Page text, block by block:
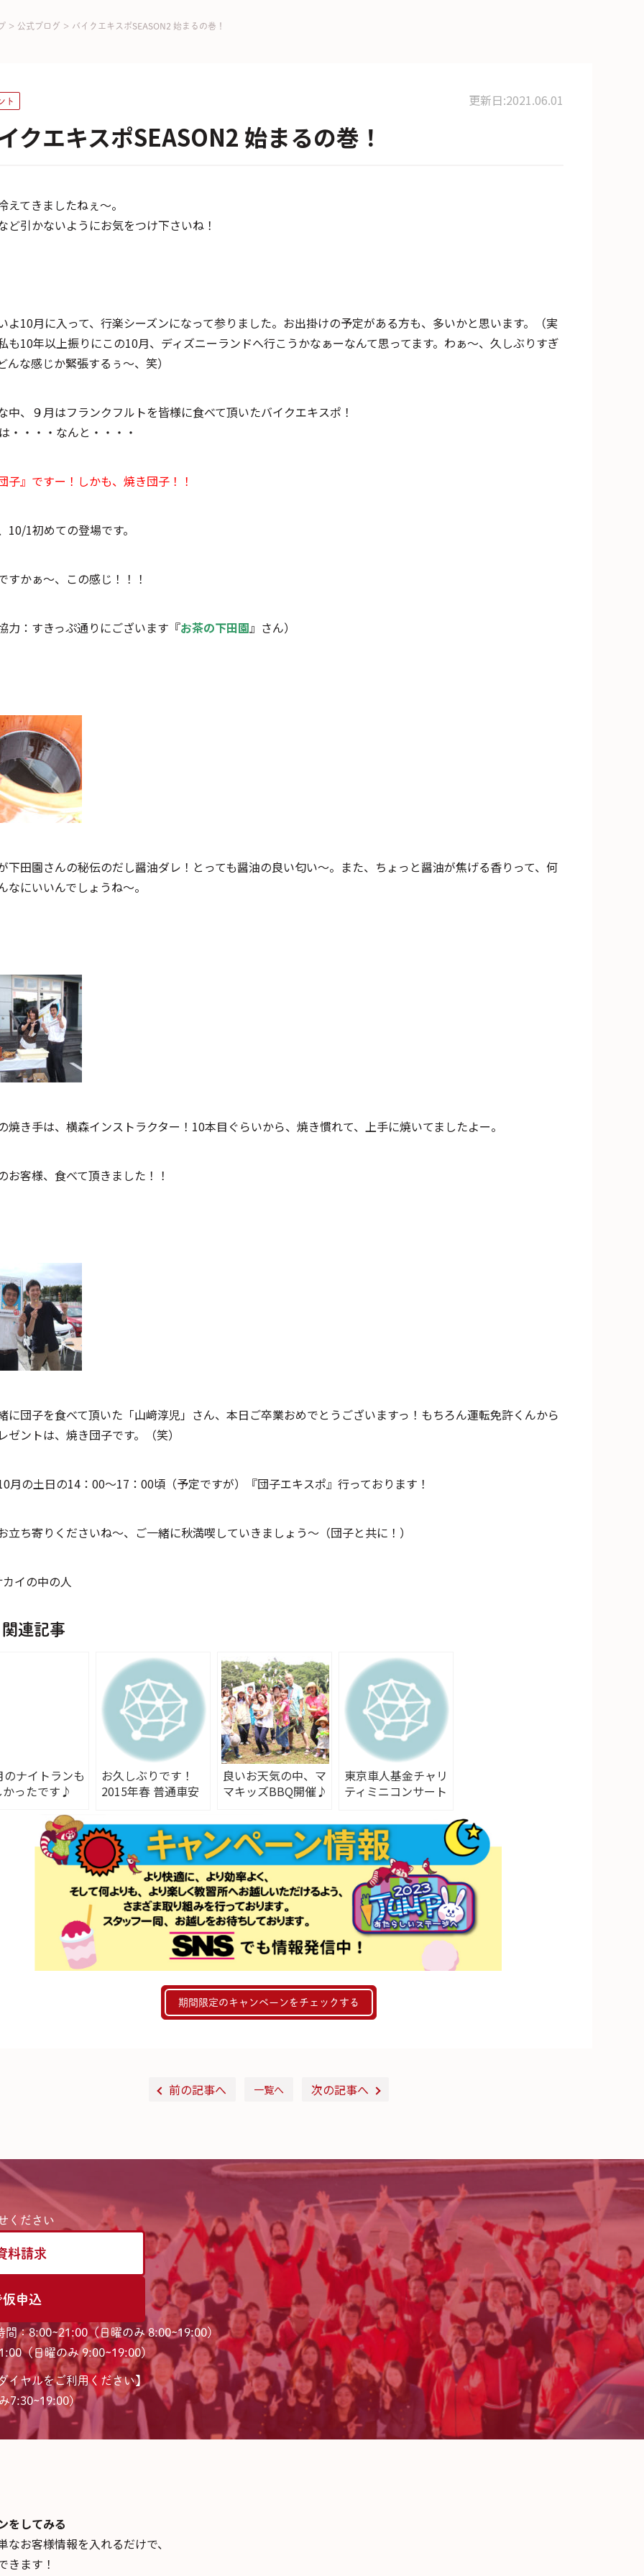
> 公式ブログ > バイクエキスポSEASON2 始まるの巻！
ト 更新日:2021.06.01
クエキスポSEASON2 始まるの巻！
えてきましたねぇ～。
ど引かないようにお気をつけ下さいね！
よ10月に入って、行楽シーズンになって参りました。お出掛けの予定がある方も、多いかと思います。（実
も10年以上振りにこの10月、ディズニーランドへ行こうかなぁーなんて思ってます。わぁ～、久しぶりすぎ
んな感じか緊張するぅ～、笑）
中、９月はフランクフルトを皆様に食べて頂いたバイクエキスポ！
・・・・なんと・・・・
子』ですー！しかも、焼き団子！！
10/1初めての登場です。
すかぁ～、この感じ！！！
力：すきっぷ通りにございます『お茶の下田園』さん）
下田園さんの秘伝のだし醤油ダレ！とっても醤油の良い匂い～。また、ちょっと醤油が焦げる香りって、何
なにいいんでしょうね～。
焼き手は、横森インストラクター！10本目ぐらいから、焼き慣れて、上手に焼いてましたよー。
お客様、食べて頂きました！！
に団子を食べて頂いた「山﨑淳児」さん、本日ご卒業おめでとうございますっ！もちろん運転免許くんから
ゼントは、焼き団子です。（笑）
月の土日の14：00～17：00頃（予定ですが）『団子エキスポ』行っております！
立ち寄りくださいね～、ご一緒に秋満喫していきましょう～（団子と共に！）
カイの中の人
連記事
のナイトランも
かったです♪
お久しぶりです！
2015年春 普通車安
良いお天気の中、マ
マキッズBBQ開催♪
東京車人基金チャリ
ティミニコンサート
期間限定のキャンペーンをチェックする
前の記事へ 一覧へ 次の記事へ
ください
料請求
仮申込
間：8:00~21:00（日曜のみ 8:00~19:00）
（日曜のみ 9:00~19:00）
イヤルをご利用ください】
7:30~19:00)
をしてみる
お客様情報を入れるだけで、
きます！